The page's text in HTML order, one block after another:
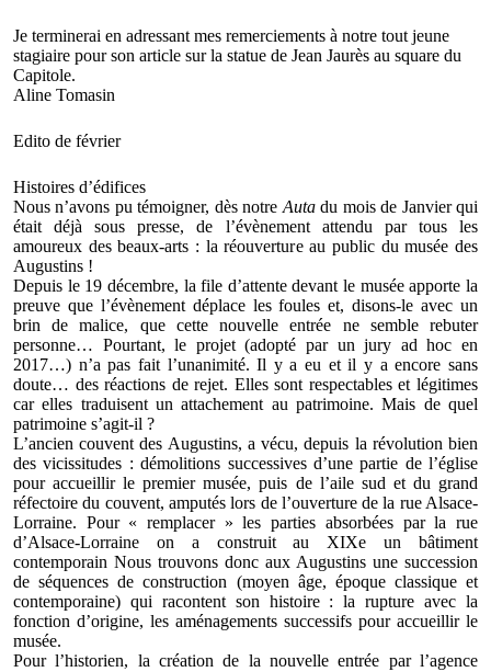
Je terminerai en adressant mes remerciements à notre tout jeune
stagiaire pour son article sur la statue de Jean Jaurès au square du
Capitole.
Aline Tomasin
Edito de février
Histoires d’édifices
Nous n’avons pu témoigner, dès notre Autadu mois de Janvier qui
était déjà sous presse, de l’évènement attendu par tous les
amoureux des beaux-arts : la réouverture au public du musée des
Augustins !
Depuis le 19 décembre, la file d’attente devant le musée apporte la
preuve que l’évènement déplace les foules et, disons-le avec un
brin de malice, que cette nouvelle entrée ne semble rebuter
personne… Pourtant, le projet (adopté par un jury ad hoc en
2017…) n’a pas fait l’unanimité. Il y a eu et il y a encore sans
doute… des réactions de rejet. Elles sont respectables et légitimes
car elles traduisent un attachement au patrimoine. Mais de quel
patrimoine s’agit-il ?
L’ancien couvent des Augustins, a vécu, depuis la révolution bien
des vicissitudes : démolitions successives d’une partie de l’église
pour accueillir le premier musée, puis de l’aile sud et du grand
réfectoire du couvent, amputés lors de l’ouverture de la rue Alsace-
Lorraine. Pour « remplacer » les parties absorbées par la rue
d’Alsace-Lorraine on a construit au XIXe un bâtiment
contemporain Nous trouvons donc aux Augustins une succession
de séquences de construction (moyen âge, époque classique et
contemporaine) qui racontent son histoire : la rupture avec la
fonction d’origine, les aménagements successifs pour accueillir le
musée.
Pour l’historien, la création de la nouvelle entrée par l’agence